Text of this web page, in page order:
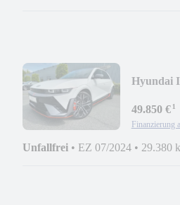
Hyundai
49.850 €¹
Finanzierung
Unfallfrei • EZ 07/2024 • 29.380